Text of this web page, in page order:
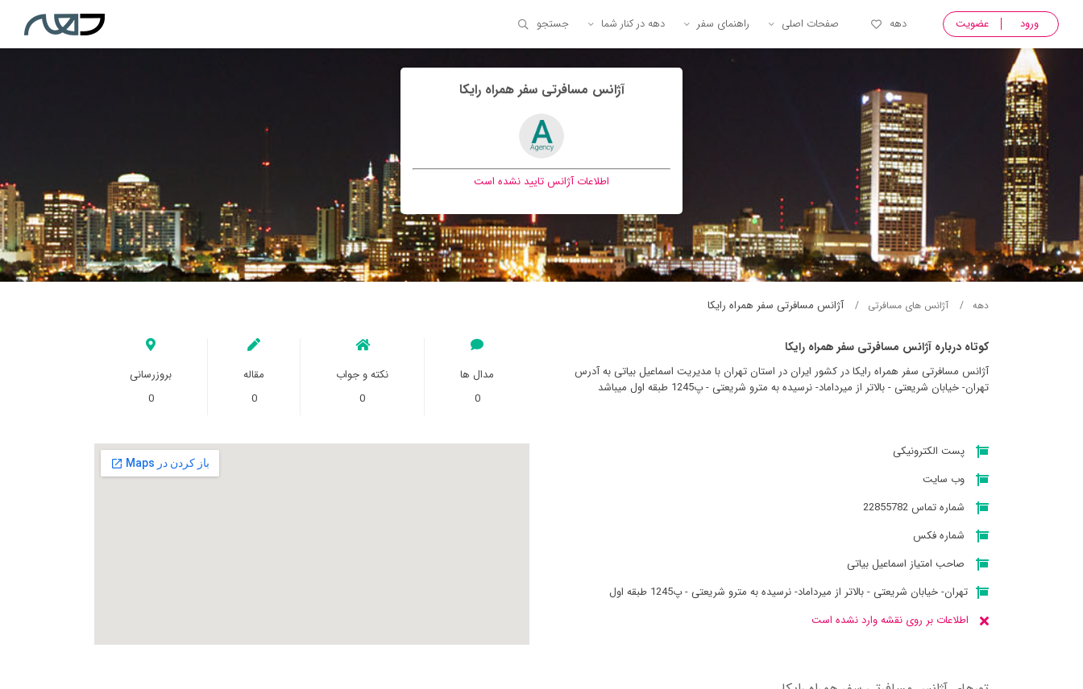
ورود عضویت دهه صفحات اصلی راهنمای سفر دهه در کنار شما جستجو
آژانس مسافرتی سفر همراه رايكا
اطلاعات آژانس تایید نشده است
دهه آژانس های مسافرتی آژانس مسافرتی سفر همراه رايكا
کوتاه درباره آژانس مسافرتی سفر همراه رايكا
آژانس مسافرتی سفر همراه رايكا در کشور ایران در استان تهران با مدیریت اسماعیل بیاتی به آدرس
تهران- خیابان شریعتی - بالاتر از میرداماد- نرسیده به مترو شریعتی - پ1245 طبقه اول میباشد
مدال ها
0
نکته و جواب
0
مقاله
0
بروزرسانی
0
پست الکترونیکی
وب سایت
شماره تماس 22855782
شماره فکس
صاحب امتیاز اسماعیل بیاتی
تهران- خیابان شریعتی - بالاتر از میرداماد- نرسیده به مترو شریعتی - پ1245 طبقه اول
اطلاعات بر روی نقشه وارد نشده است